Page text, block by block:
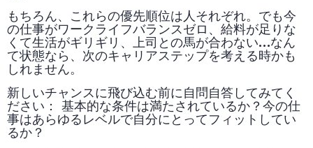
もちろん、これらの優先順位は人それぞれ。でも今
の仕事がワークライフバランスゼロ、給料が足りな
くて生活がギリギリ、上司との馬が合わない…なん
て状態なら、次のキャリアステップを考える時かも
しれません。
新しいチャンスに飛び込む前に自問自答してみてく
ださい： 基本的な条件は満たされているか？今の仕
事はあらゆるレベルで自分にとってフィットしてい
るか？